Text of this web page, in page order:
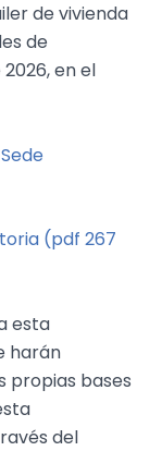
de vivienda
de
en el
(pdf 267
esta
harán
propias bases
del